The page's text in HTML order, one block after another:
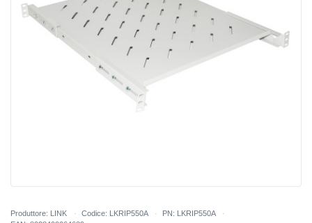
Produttore: LINK Codice: LKRIP550A
PN: LKRIP550A